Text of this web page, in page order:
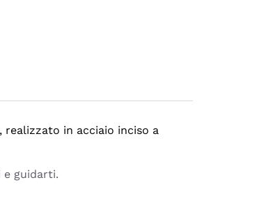
realizzato in acciaio inciso a
e guidarti.